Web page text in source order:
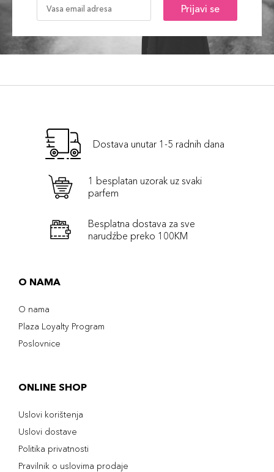
Prijavi se
Dostava unutar 1-5 radnih dana
1 besplatan uzorak uz svaki
parfem
Besplatna dostava za sve
narudźbe preko 100KM
O NAMA
O nama
Plaza Loyalty Program
Poslovnice
ONLINE SHOP
Uslovi korištenja
Uslovi dostave
Politika privatnosti
Pravilnik o uslovima prodaje